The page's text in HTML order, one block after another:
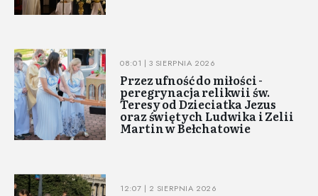
08:01 | 3 SIERPNIA 2026
Przez ufność do miłości -
peregrynacja relikwii św.
Teresy od Dzieciatka Jezus
oraz świętych Ludwika i Zelii
Martin w Bełchatowie
12:07 | 2 SIERPNIA 2026